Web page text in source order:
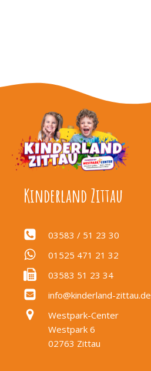
Kinderland Zittau
03583 / 51 23 30
01525 471 21 32
03583 51 23 34
info@kinderland-zittau.de
Westpark-Center
Westpark 6
02763 Zittau